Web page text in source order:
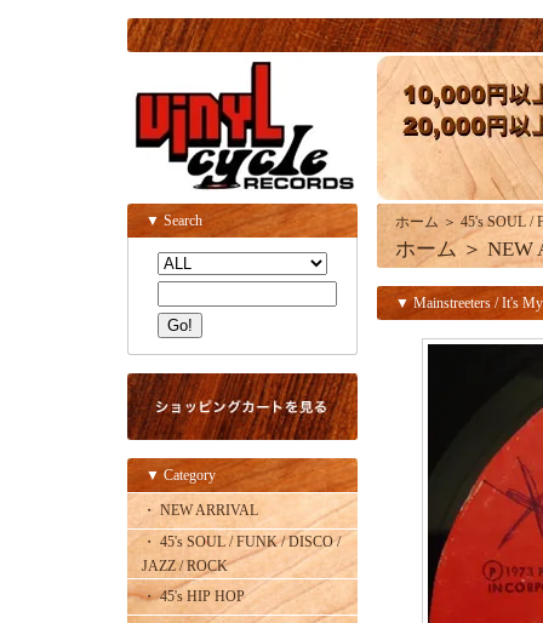
▼ Search
▼ Category
・ NEW ARRIVAL
・ 45's SOUL / FUNK / DISCO /
JAZZ / ROCK
・ 45's HIP HOP
ホーム ＞ 45's SOUL /
ホーム ＞ NEW
▼ Mainstreeters / It's